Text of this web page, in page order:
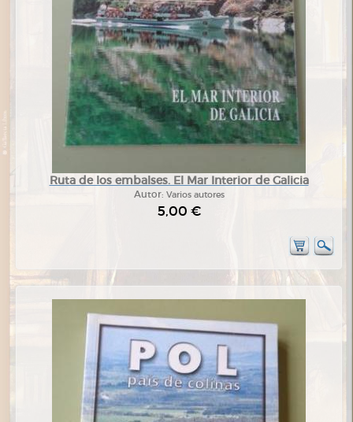
Ruta de los embalses. El Mar Interior de Galicia
Autor: Varios autores
5,00 €